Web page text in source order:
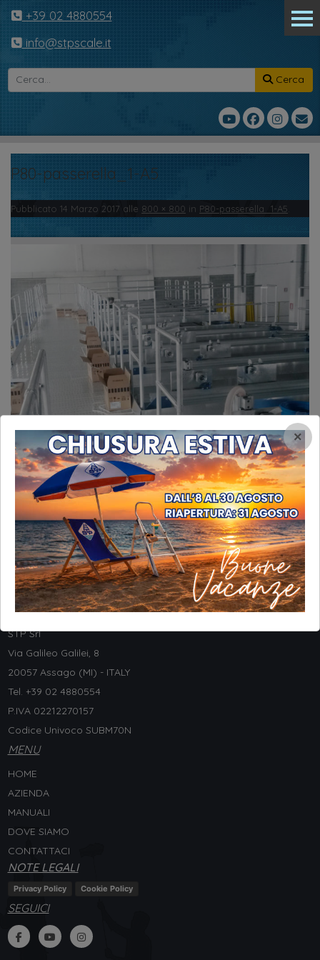
+39 02 4880554
info@stpscale.it
Cerca
P80-passerella_1-A5
Pubblicato 14 Marzo 2017 alle 800 × 800 in P80-passerella_1-A5
INFORMAZIONI
STP Srl
Via Galileo Galilei, 8
20057 Assago (MI) - ITALY
Tel. +39 02 4880554
P.IVA 02212270157
Codice Univoco SUBM70N
MENU
HOME
AZIENDA
MANUALI
DOVE SIAMO
CONTATTACI
NOTE LEGALI
Privacy Policy Cookie Policy
SEGUICI
×